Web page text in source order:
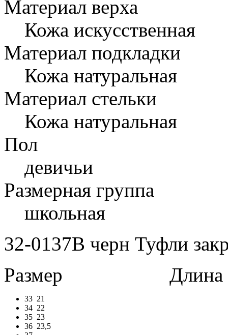
Материал верха
Кожа искусственная
Материал подкладки
Кожа натуральная
Материал стельки
Кожа натуральная
Пол
девичьи
Размерная группа
школьная
32-0137B черн Туфли
Размер
Длина в
33 21
34 22
35 23
36 23,5